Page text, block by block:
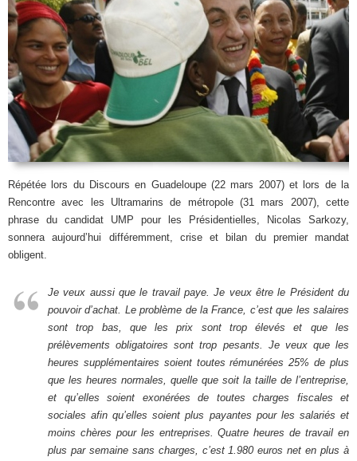
Répétée lors du Discours en Guadeloupe (22 mars 2007) et lors de la
Rencontre avec les Ultramarins de métropole (31 mars 2007), cette
phrase du candidat UMP pour les Présidentielles, Nicolas Sarkozy,
sonnera aujourd’hui différemment, crise et bilan du premier mandat
obligent.
Je veux aussi que le travail paye. Je veux être le Président du
pouvoir d’achat. Le problème de la France, c’est que les salaires
sont trop bas, que les prix sont trop élevés et que les
prélèvements obligatoires sont trop pesants. Je veux que les
heures supplémentaires soient toutes rémunérées 25% de plus
que les heures normales, quelle que soit la taille de l’entreprise,
et qu’elles soient exonérées de toutes charges fiscales et
sociales afin qu’elles soient plus payantes pour les salariés et
moins chères pour les entreprises. Quatre heures de travail en
plus par semaine sans charges, c’est 1.980 euros net en plus à